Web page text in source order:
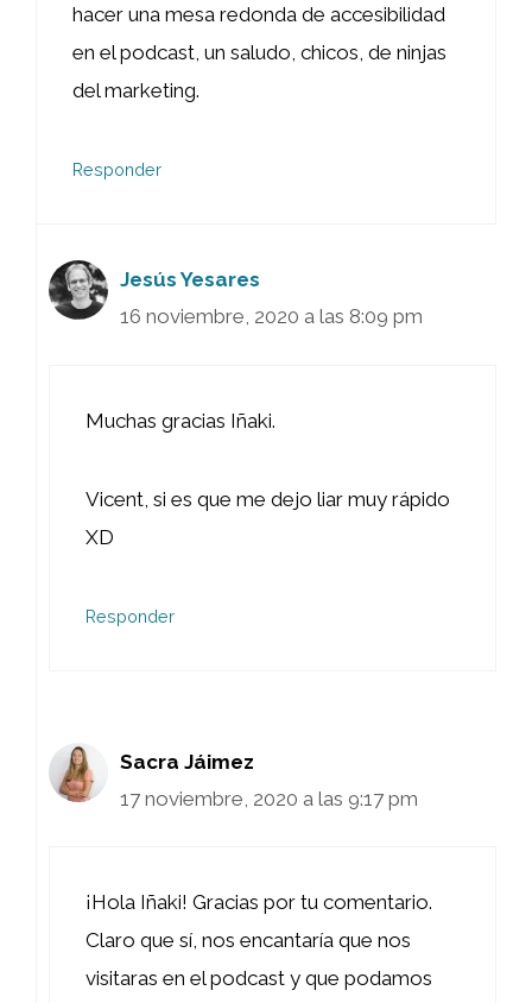
hacer una mesa redonda de accesibilidad
en el podcast, un saludo, chicos, de ninjas
del marketing.
Responder
Jesús Yesares
16 noviembre, 2020 a las 8:09 pm
Muchas gracias Iñaki.
Vicent, si es que me dejo liar muy rápido
XD
Responder
Sacra Jáimez
17 noviembre, 2020 a las 9:17 pm
¡Hola Iñaki! Gracias por tu comentario.
Claro que sí, nos encantaría que nos
visitaras en el podcast y que podamos